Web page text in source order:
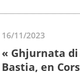
16/11/2023
« Ghjurnata
Bastia, en